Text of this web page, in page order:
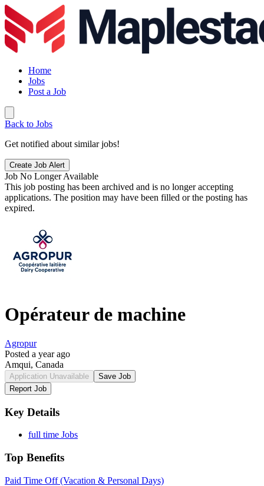
Home
Jobs
Post a Job
Back to Jobs
Get notified about similar jobs!
Create Job Alert
Job No Longer Available
This job posting has been archived and is no longer accepting
applications. The position may have been filled or the posting has
expired.
Opérateur de machine
Agropur
Posted a year ago
Amqui, Canada
Application Unavailable
Save Job
Report Job
Key Details
full time Jobs
Top Benefits
Paid Time Off (Vacation & Personal Days)